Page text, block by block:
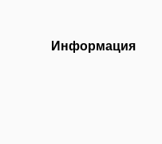
Информация